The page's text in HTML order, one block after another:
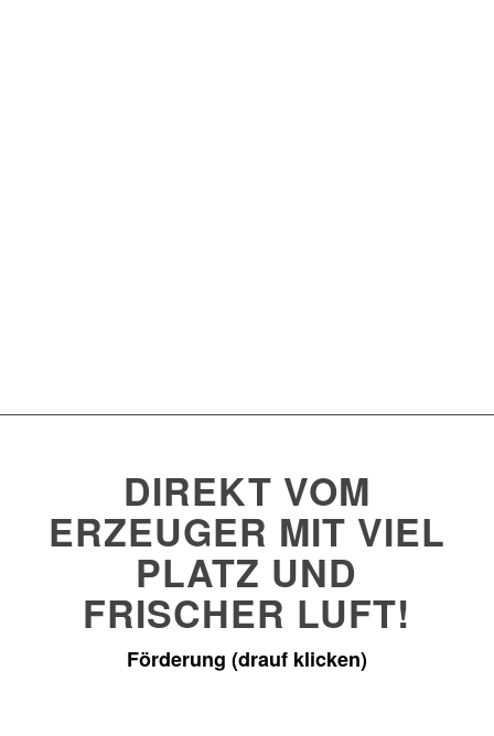
DIREKT VOM
ERZEUGER MIT VIEL
PLATZ UND
FRISCHER LUFT!
Förderung (drauf klicken)